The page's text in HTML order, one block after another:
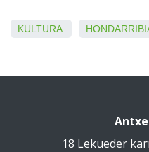
KULTURA
18 Lekueder